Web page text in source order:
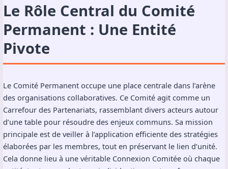
Le Rôle Central du Comité
Permanent : Une Entité
Pivote
Le Comité Permanent occupe une place centrale dans l’arène
des organisations collaboratives. Ce Comité agit comme un
Carrefour des Partenariats, rassemblant divers acteurs autour
d’une table pour résoudre des enjeux communs. Sa mission
principale est de veiller à l’application efficiente des stratégies
élaborées par les membres, tout en préservant le lien d’unité.
Cela donne lieu à une véritable Connexion Comitée où chaque